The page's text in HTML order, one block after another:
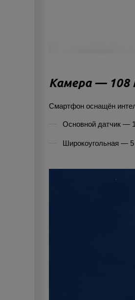
Камера — 108
Смартфон оснащён
Основной датчик —
Широкоугольная — 5